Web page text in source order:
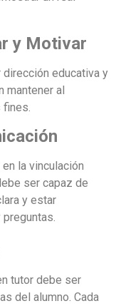
y Motivar
educativa y
mantener al
la vinculación
ser capaz de
y estar
tutor debe ser
del alumno. Cada